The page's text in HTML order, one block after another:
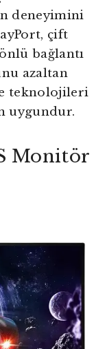
deneyimini
çift
bağlantı
azaltan
teknolojileri
uygundur.
Monitör